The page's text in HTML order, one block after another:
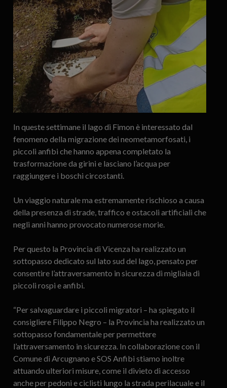
In queste settimane il lago di Fimon è interessato dal
fenomeno della migrazione dei neometamorfosati, i
piccoli anfibi che hanno appena completato la
trasformazione da girini e lasciano l’acqua per
raggiungere i boschi circostanti.
Un viaggio naturale ma estremamente rischioso a causa
della presenza di strade, traffico e ostacoli artificiali che
negli anni hanno provocato numerose morie.
Per questo la Provincia di Vicenza ha realizzato un
sottopasso dedicato sul lato sud del lago, pensato per
consentire l’attraversamento in sicurezza di migliaia di
piccoli rospi e anfibi.
“Per salvaguardare i piccoli migratori – ha spiegato il
consigliere Filippo Negro – la Provincia ha realizzato un
sottopasso fondamentale per permettere
l’attraversamento in sicurezza. In collaborazione con il
Comune di Arcugnano e SOS Anfibi stiamo inoltre
attuando ulteriori misure, come il divieto di accesso
anche per pedoni e ciclisti lungo la strada perilacuale e il